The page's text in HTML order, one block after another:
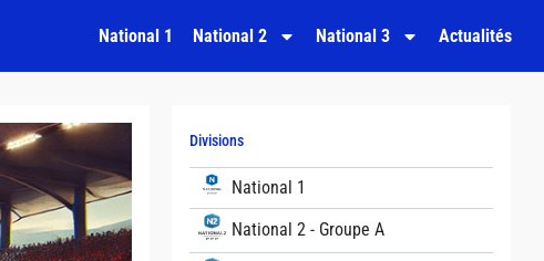
National 1 National 2 National 3 Actualités
Divisions
National 1
National 2 - Groupe A